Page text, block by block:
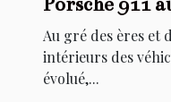
Au gré des ères et
intérieurs des
évolué,...